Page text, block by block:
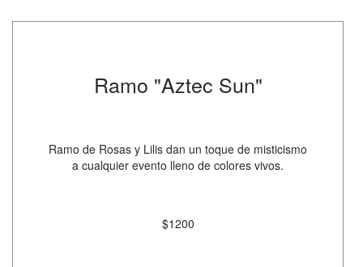
Ramo "Aztec Sun"
Ramo de Rosas y Lilis dan un toque de misticismo
a cualquier evento lleno de colores vivos.
$1200